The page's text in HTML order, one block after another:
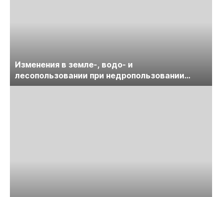
Изменения в земле-, водо- и
лесопользовании при недропользовании
обсудят на семинаре «ПравоТЭК»